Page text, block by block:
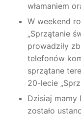
włamaniem
W weekend
„Sprzątanie
prowadziły
telefonów
sprzątane
20-lecie
Dzisiaj mamy
zostało